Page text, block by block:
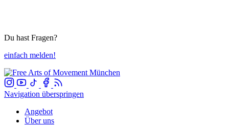
Du hast Fragen?
einfach melden!
Navigation überspringen
Angebot
Über uns